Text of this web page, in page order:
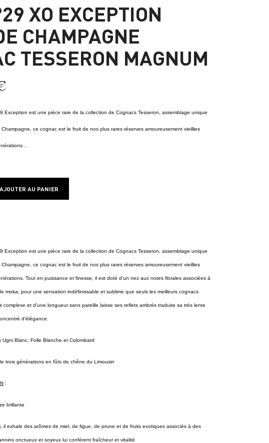
XO EXCEPTION
CHAMPAGNE
TESSERON MAGNUM
Exception est une pièce rare de la collection de Cognacs Tesseron, assemblage unique
ce cognac est le fruit de nos plus rares réserves amoureusement vieillies
AJOUTER AU PANIER
Exception est une pièce rare de la collection de Cognacs Tesseron, assemblage unique
ce cognac est le fruit de nos plus rares réserves amoureusement vieillies
Tout en puissance et finesse, il est doté d'un nez aux notes florales associées à
moka, pour une sensation indéfinissable et sublime que seuls les meilleurs cognacs
complexe et d'une longueur sans pareille laisse ses reflets ambrés traduire sa très lente
d'élégance.
Ugni Blanc, Folle Blanche et Colombard
trois générations en fûts de chêne du Limousin
:
brillante
il exhale des arômes de miel, de figue, de prune et de fruits exotiques associés à des
onctueux et soyeux lui confèrent fraîcheur et vitalité.